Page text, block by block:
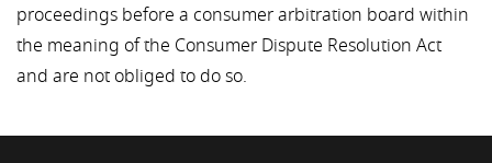
proceedings before a consumer arbitration board within
the meaning of the Consumer Dispute Resolution Act
and are not obliged to do so.